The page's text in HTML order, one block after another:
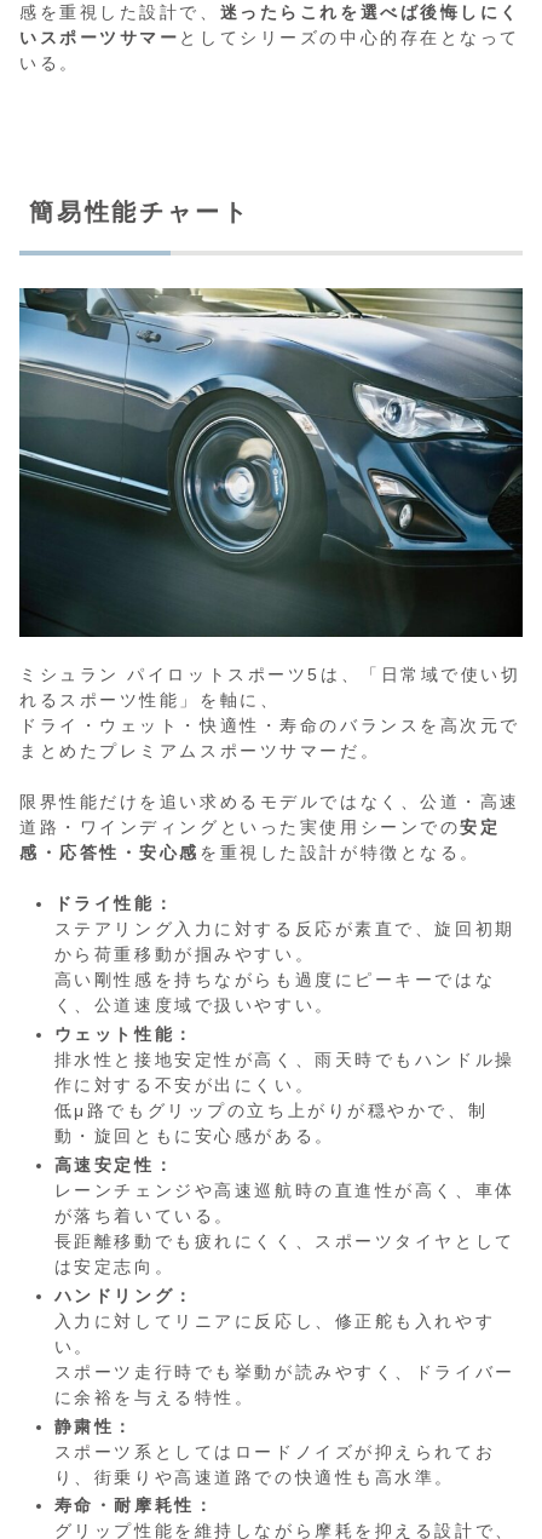
感を重視した設計で、 迷ったらこれを選べば後悔しにく
いスポーツサマー としてシリーズの中心的存在となって
いる。
簡易性能チャート
ミシュラン パイロットスポーツ5は、「日常域で使い切
れるスポーツ性能」を軸に、
ドライ・ウェット・快適性・寿命のバランスを高次元で
まとめたプレミアムスポーツサマーだ。
限界性能だけを追い求めるモデルではなく、公道・高速
道路・ワインディングといった実使用シーンでの安定
感・応答性・安心感 を重視した設計が特徴となる。
ドライ性能：
ステアリング入力に対する反応が素直で、旋回初期
から荷重移動が掴みやすい。
高い剛性感を持ちながらも過度にピーキーではな
く、公道速度域で扱いやすい。
ウェット性能：
排水性と接地安定性が高く、雨天時でもハンドル操
作に対する不安が出にくい。
低μ路でもグリップの立ち上がりが穏やかで、制
動・旋回ともに安心感がある。
高速安定性：
レーンチェンジや高速巡航時の直進性が高く、車体
が落ち着いている。
長距離移動でも疲れにくく、スポーツタイヤとして
は安定志向。
ハンドリング：
入力に対してリニアに反応し、修正舵も入れやす
い。
スポーツ走行時でも挙動が読みやすく、ドライバー
に余裕を与える特性。
静粛性：
スポーツ系としてはロードノイズが抑えられてお
り、街乗りや高速道路での快適性も高水準。
寿命・耐摩耗性：
グリップ性能を維持しながら摩耗を抑える設計で、